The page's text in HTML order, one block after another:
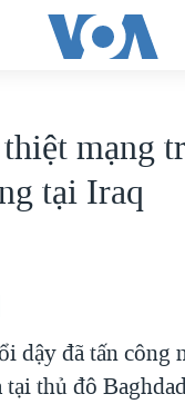
mạng
tại Iraq
dậy đã tấn công
thủ đô